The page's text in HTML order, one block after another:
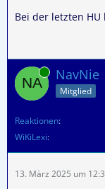
Bei der letzten
Online NavNie
Mitglied
Reaktionen
WiKiLexi
13. März 2025 um